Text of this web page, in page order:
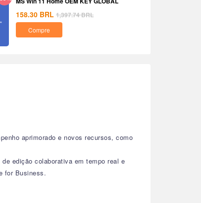
158.30 BRL 1,397.74BRL
Compre
aprimorado e novos recursos, como
edição colaborativa em tempo real e
for Business.